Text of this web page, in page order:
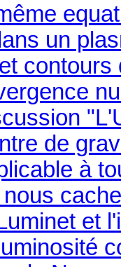
un
contours
de
à
et